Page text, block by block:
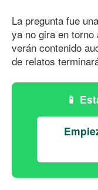
La pregunta fue
ya no gira en
verán contenido
de relatos